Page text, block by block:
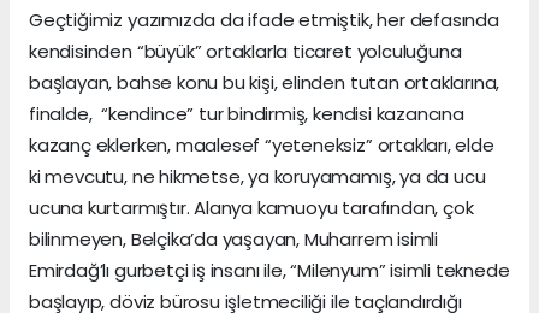
Geçtiğimiz yazımızda da ifade etmiştik, her defasında
kendisinden “büyük” ortaklarla ticaret yolculuğuna
başlayan, bahse konu bu kişi, elinden tutan ortaklarına,
finalde, “kendince” tur bindirmiş, kendisi kazancına
kazanç eklerken, maalesef “yeteneksiz” ortakları, elde
ki mevcutu, ne hikmetse, ya koruyamamış, ya da ucu
ucuna kurtarmıştır. Alanya kamuoyu tarafından, çok
bilinmeyen, Belçika’da yaşayan, Muharrem isimli
Emirdağ’lı gurbetçi iş insanı ile, “Milenyum” isimli teknede
başlayıp, döviz bürosu işletmeciliği ile taçlandırdığı